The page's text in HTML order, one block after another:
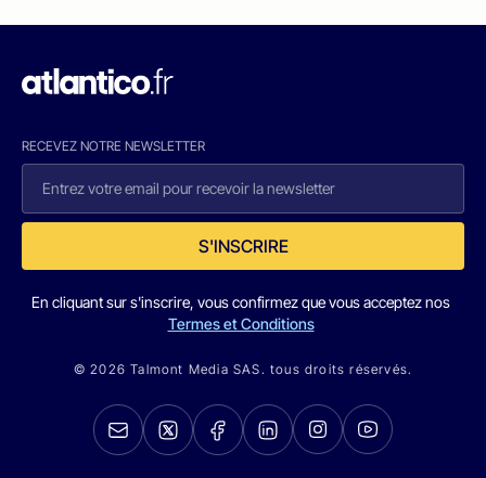
RECEVEZ NOTRE NEWSLETTER
S'INSCRIRE
En cliquant sur s'inscrire, vous confirmez que vous acceptez nos
Termes et Conditions
© 2026 Talmont Media SAS. tous droits réservés.